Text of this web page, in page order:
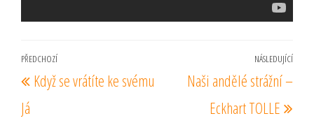
Navigace
pro
příspěvek
Předchozí
příspěvek
PŘEDCHOZÍ
Když se vrátíte ke svému
Já
NÁSLEDUJÍCÍ
Naši andělé strážní –
Eckhart TOLLE